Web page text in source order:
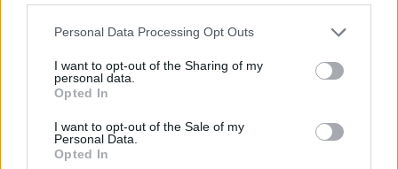
Please note that this website/app uses one or more Google
not limited to your visit or usage behaviour. You may click to
grant or deny consent to Google and its third-party tags to
use your data for below specified purposes in below Google
consent section.
Personal Data Processing Opt Outs
I want to opt-out of the Sharing of my
personal data.
Opted In
I want to opt-out of the Sale of my
Personal Data.
Opted In
ΓΝΩΜΕΣ